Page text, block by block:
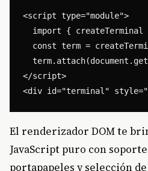
<script type="module">
import { createTerminal
const term =
</script>
El renderizador DOM te
JavaScript puro con
portapapeles y selección